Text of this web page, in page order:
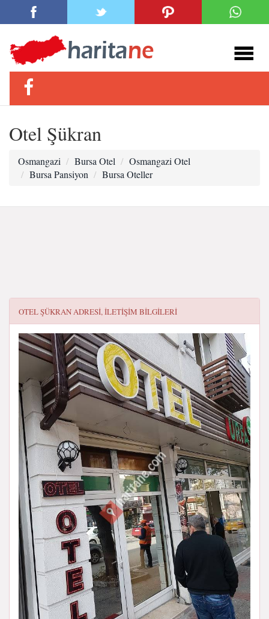
Otel Şükran
Osmangazi Bursa Otel
Osmangazi Otel
Bursa Pansiyon
Bursa Oteller
OTEL ŞÜKRANADRESI, ILETIŞIM BILGILERI